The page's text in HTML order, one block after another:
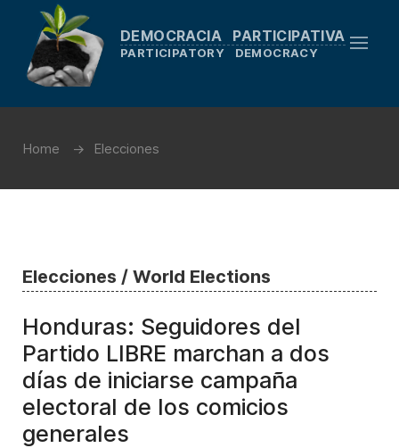
DEMOCRACIA PARTICIPATIVA
PARTICIPATORY DEMOCRACY
Home Elecciones
Elecciones / World Elections
Honduras: Seguidores del
Partido LIBRE marchan a dos
días de iniciarse campaña
electoral de los comicios
generales